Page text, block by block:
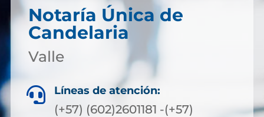
Notaría Única de
Candelaria
Valle
 Líneas de atención:
(+57) (602)2601181 -(+57)